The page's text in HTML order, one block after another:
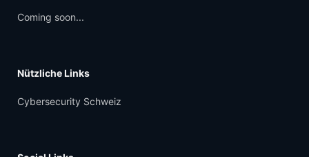
Coming soon...
Nützliche Links
Cybersecurity Schweiz